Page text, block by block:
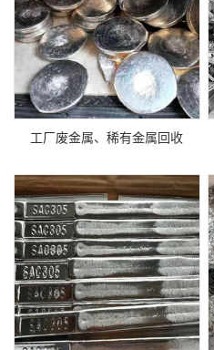
工厂废金属、稀有金属回收